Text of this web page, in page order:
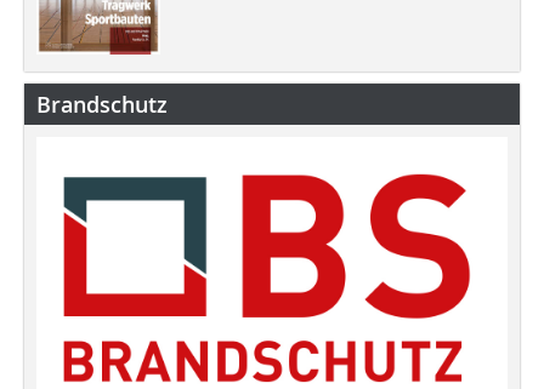
Brandschutz